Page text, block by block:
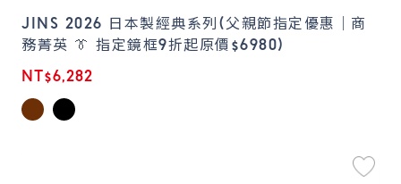
JINS 2026 日本製經典系列(父親節指定優惠｜商
務菁英 👔 指定鏡框9折起原價$6980)
NT$6,282